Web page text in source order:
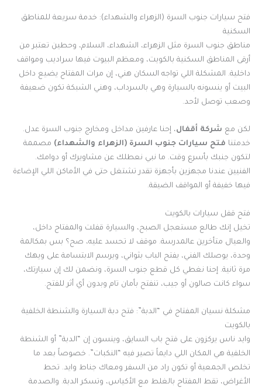
فتح سيارات جنوب السرة (الزهراء والشهداء): خدمة سريعة للمناطق
السكنية
مناطق جنوب السرة مثل الزهراء، الشهداء، السلام، وحطين تعتبر من
أرقى المناطق السكنية بالكويت، ومعظم البيوت فيها سراديب ومواقف
داخلية. المشكلة اللي تواجه السكان هني، إن مرات المفتاح يضيع داخل
البيت أو ينسونه بالسيارة وهي بالسرداب، وهني الشبكة تكون ضعيفة
وصعب توصل لأحد.
لكن مع شركة أقفال، إحنا عارفين مداخل ومخارج جنوب السرة عدل.
خدمتنا فتح سيارات جنوب السرة (الزهراء والشهداء) مصممة
لتكون جنبك بأسرع وقت. ما نبي نعطلك عن مشاويرك أو دوامك.
الفنيين عندنا مجهزين بأجهزة تقدر تشتغل حتى في الأماكن اللي الإضاءة
فيها خفيفة أو المواقف الضيقة.
فتح قفل سيارات بالكويت
تخيل إنك طالع مستعجل الصبح، والسيارة قفلت والمفتاح داخل،
والعيال متأخرين عالمدرسة. موقف لا تحسد عليه، صح؟ بس بمكالمة
وحدة، يوصلك الفني، يفتح الباب بثواني، ويرسم الابتسامة على ويهك
مرة ثانية. إحنا نغطي كل قطع جنوب السرة، ونضمن لك إن سيارتك،
سواء كانت صالون أو جيب، تنفتح بأمان تام وبدون أي أثر للفتح.
مشكلة نسيان المفتاح في “الدبة”: فتح دبة السيارة والشنطة الخلفية
بالكويت
وايد ناس يركزون على فتح باب السايق، وينسون إن “الدبة” أو الشنطة
الخلفية هي المكان اللي دايماً تصير فيه “النكبات”. خصوصاً بعد ما
تخلص الجمعية أو تكون راد من السفر ومعاك جناط وايد. تحط
الأغراض، تقط المفتاح بالغلط مع الأكياس، وتسكر الدبة. والصدمة